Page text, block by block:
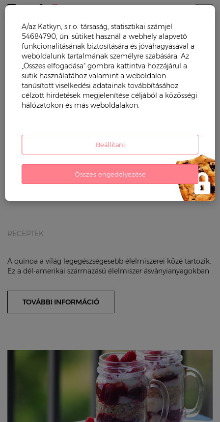
Trendy mama Blog Egészséges receptek
Kulcsszó Egészséges receptek
RECEPTEK
A quinoa a világ legegészségesebb élelmiszerei közé tartozik.
Ez a dél-amerikai származású élelmiszer ásványianyagokban
TOVÁBBI INFORMÁCIÓ
A/az Katkyn, s.r.o. társaság, statisztikai számjel
54684790, ún. sütiket használ a webhely alapvető
funkcionalitásának biztosítására és jóváhagyásával a
weboldalunk tartalmának személyre szabására. Az
„Összes elfogadása“ gombra kattintva hozzájárul a
sütik használatához valamint a weboldalon
tanúsított viselkedési adatainak továbbításához
célzott hirdetések megjelenítése céljából a közösségi
hálózatokon és más weboldalakon.
Beállítani
Összes engedélyezése